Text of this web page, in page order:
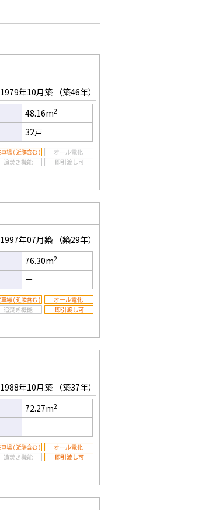
1979年10月築 （築46年）
48.16m2
32戸
1997年07月築 （築29年）
76.30m2
－
1988年10月築 （築37年）
72.27m2
－